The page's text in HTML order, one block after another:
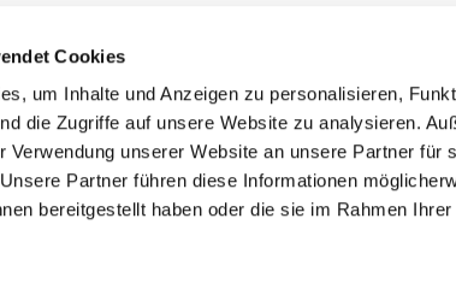
Cookies
um Inhalte und Anzeigen zu personalisieren,
die Zugriffe auf unsere Website zu analysieren.
Verwendung unserer Website an unsere Partner für
Partner führen diese Informationen
bereitgestellt haben oder die sie im Rahmen
Anklam-Greifswald · Bahnhofstr. 15, 17489
Kontaktinformationen
Impressum
Hinweisgebersystem